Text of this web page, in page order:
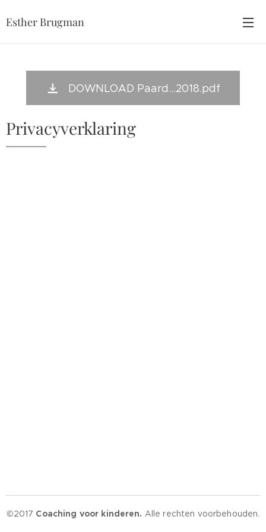
Esther Brugman
DOWNLOAD Paard...2018.pdf
Privacyverklaring
©2017 Coaching voor kinderen. Alle rechten voorbehouden.